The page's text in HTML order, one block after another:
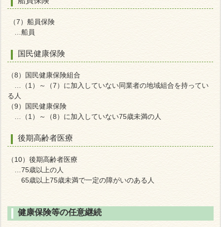
（7）船員保険
…船員
国民健康保険
（8）国民健康保険組合
…（1）～（7）に加入していない同業者の地域組合を持ってい
る人
（9）国民健康保険
…（1）～（8）に加入していない75歳未満の人
後期高齢者医療
（10）後期高齢者医療
…75歳以上の人
65歳以上75歳未満で一定の障がいのある人
健康保険等の任意継続